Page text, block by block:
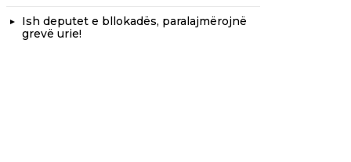
Ish deputet e bllokadës, paralajmërojnë
grevë urie!